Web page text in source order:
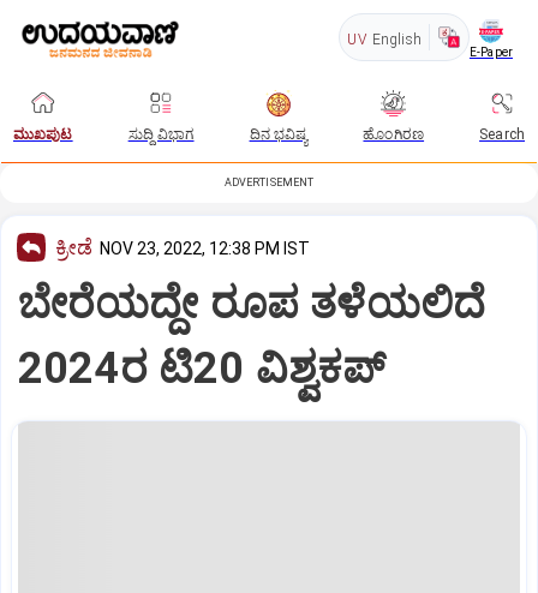
UV English
E-Paper
ಮುಖಪುಟ ಸುದ್ದಿ ವಿಭಾಗ ದಿನ ಭವಿಷ್ಯ ಹೊಂಗಿರಣ Search
ADVERTISEMENT
ಕ್ರೀಡೆ NOV 23, 2022, 12:38 PM IST
ಬೇರೆಯದ್ದೇ ರೂಪ ತಳೆಯಲಿದೆ
2024ರ ಟಿ20 ವಿಶ್ವಕಪ್‌